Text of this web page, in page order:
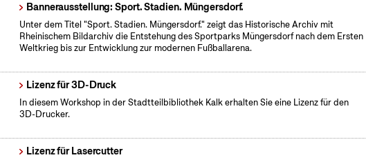
Bannerausstellung: Sport. Stadien. Müngersdorf.
Unter dem Titel "Sport. Stadien. Müngersdorf." zeigt das Historische Archiv mit
Rheinischem Bildarchiv die Entstehung des Sportparks Müngersdorf nach dem Ersten
Weltkrieg bis zur Entwicklung zur modernen Fußballarena.
Lizenz für 3D-Druck
In diesem Workshop in der Stadtteilbibliothek Kalk erhalten Sie eine Lizenz für den
3D-Drucker.
Lizenz für Lasercutter